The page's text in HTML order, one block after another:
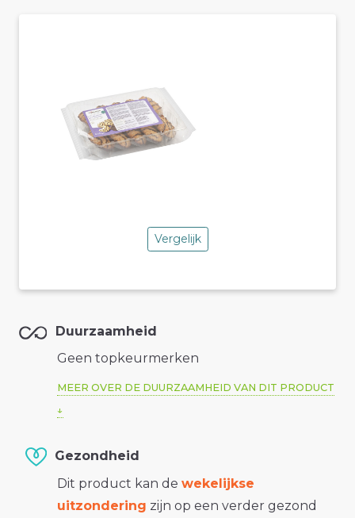
Vergelijk
Duurzaamheid
Geen topkeurmerken
MEER OVER DE DUURZAAMHEID VAN DIT PRODUCT
Gezondheid
Dit product kan de wekelijkse
uitzondering zijn op een verder gezond